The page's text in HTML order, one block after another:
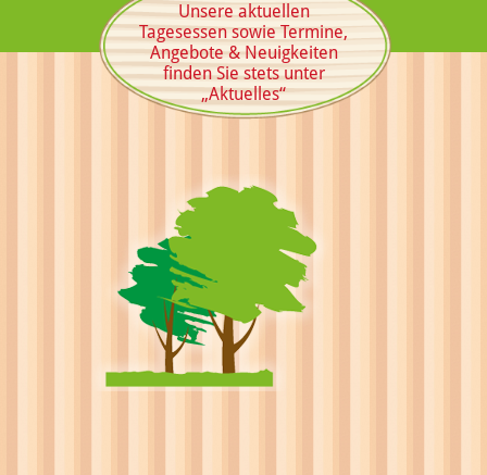
Unsere aktuellen
Tagesessen sowie Termine,
Angebote & Neuigkeiten
finden Sie stets unter
„Aktuelles“